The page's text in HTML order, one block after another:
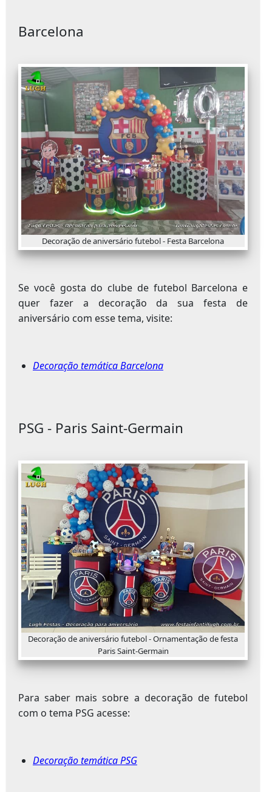
Barcelona
Decoração de aniversário futebol - Festa Barcelona
Se você gosta do clube de futebol Barcelona e
quer fazer a decoração da sua festa de
aniversário com esse tema, visite:
Decoração temática Barcelona
PSG - Paris Saint-Germain
Decoração de aniversário futebol - Ornamentação de festa
Paris Saint-Germain
Para saber mais sobre a decoração de futebol
com o tema PSG acesse:
Decoração temática PSG